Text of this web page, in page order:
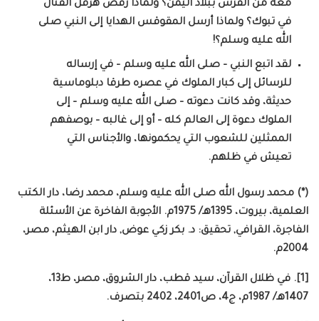
معه من الفرس ببلاد اليمن؟ ولماذا رفض هرقل القتال
في تبوك؟ ولماذا أرسل المقوقس الهدايا إلى النبي صلى
الله عليه وسلم؟!
لقد اتبع النبي – صلى الله عليه وسلم – في إرساله
للرسائل إلى كبار الملوك في عصره طرقا دبلوماسية
حديثة، وقد كانت دعوته – صلى الله عليه وسلم – إلى
الملوك دعوة إلى العالم كله – أو إلى غالبه – بوصفهم
الممثلين للشعوب التي يحكمونها، والأجناس التي
تعيش في ظلهم.
(*) محمد رسول الله صلى الله عليه وسلم، محمد رضا، دار الكتب
العلمية، بيروت، 1395هـ/ 1975م. الأجوبة الفاخرة عن الأسئلة
الفاجرة، القرافي, تحقيق: د. بكر زكي عوض, دار ابن الهيثم، مصر،
2004م.
[1]. في ظلال القرآن، سيد قطب، دار الشروق، مصر، ط13،
1407هـ/ 1987م، ج4، ص2401، 2402 بتصرف.